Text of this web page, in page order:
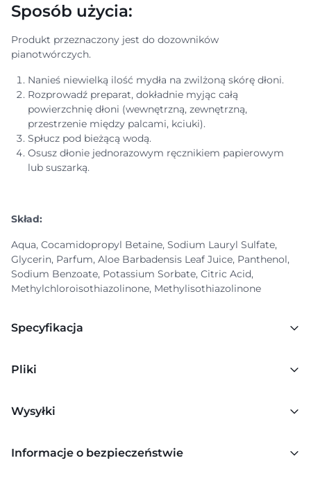
Sposób użycia:
Produkt przeznaczony jest do dozowników
pianotwórczych.
Nanieś niewielką ilość mydła na zwilżoną skórę dłoni.
Rozprowadź preparat, dokładnie myjąc całą
powierzchnię dłoni (wewnętrzną, zewnętrzną,
przestrzenie między palcami, kciuki).
Spłucz pod bieżącą wodą.
Osusz dłonie jednorazowym ręcznikiem papierowym
lub suszarką.
Skład:
Aqua, Cocamidopropyl Betaine, Sodium Lauryl Sulfate,
Glycerin, Parfum, Aloe Barbadensis Leaf Juice, Panthenol,
Sodium Benzoate, Potassium Sorbate, Citric Acid,
Methylchloroisothiazolinone, Methylisothiazolinone
Specyfikacja
Pliki
Wysyłki
Informacje o bezpieczeństwie